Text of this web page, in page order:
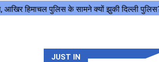
JUST IN